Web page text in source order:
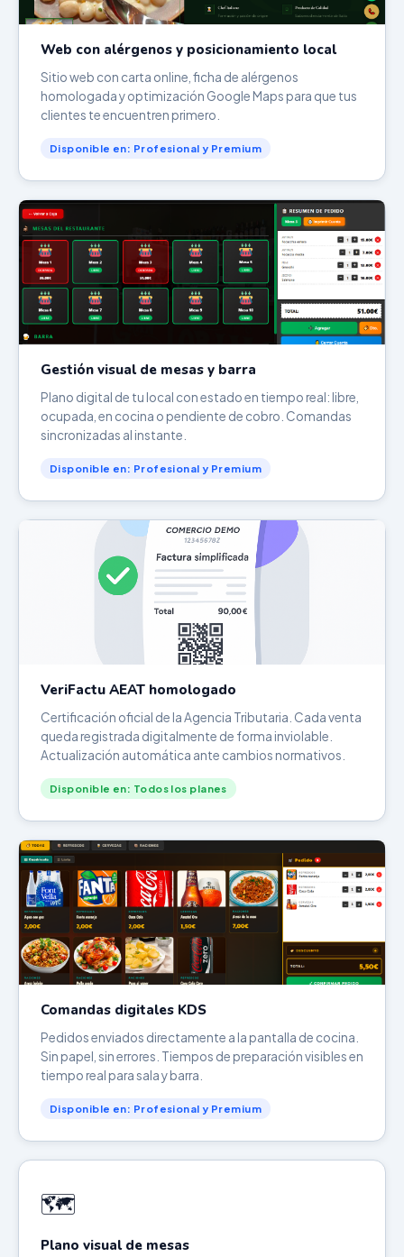
Web con alérgenos y posicionamiento local
Sitio web con carta online, ficha de alérgenos
homologada y optimización Google Maps para que tus
clientes te encuentren primero.
Disponible en: Profesional y Premium
Gestión visual de mesas y barra
Plano digital de tu local con estado en tiempo real: libre,
ocupada, en cocina o pendiente de cobro. Comandas
sincronizadas al instante.
Disponible en: Profesional y Premium
VeriFactu AEAT homologado
Certificación oficial de la Agencia Tributaria. Cada venta
queda registrada digitalmente de forma inviolable.
Actualización automática ante cambios normativos.
Disponible en: Todos los planes
Comandas digitales KDS
Pedidos enviados directamente a la pantalla de cocina.
Sin papel, sin errores. Tiempos de preparación visibles en
tiempo real para sala y barra.
Disponible en: Profesional y Premium
🗺️
Plano visual de mesas